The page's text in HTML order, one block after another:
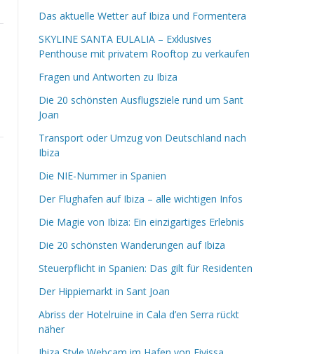
Das aktuelle Wetter auf Ibiza und Formentera
SKYLINE SANTA EULALIA – Exklusives
Penthouse mit privatem Rooftop zu verkaufen
Fragen und Antworten zu Ibiza
Die 20 schönsten Ausflugsziele rund um Sant
Joan
Transport oder Umzug von Deutschland nach
Ibiza
Die NIE-Nummer in Spanien
Der Flughafen auf Ibiza – alle wichtigen Infos
Die Magie von Ibiza: Ein einzigartiges Erlebnis
Die 20 schönsten Wanderungen auf Ibiza
Steuerpflicht in Spanien: Das gilt für Residenten
Der Hippiemarkt in Sant Joan
Abriss der Hotelruine in Cala d’en Serra rückt
näher